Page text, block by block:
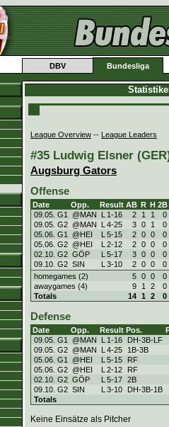
DBV Bundesliga
League Overview -- League Leaders
#35 Ludwig Elsner
Augsburg Gators
Offense
Date Opp. Result AB R H 2B
09.05. G1
@MAN L 1-16 2 1 1
0
09.05. G2 @MAN L 4-25 3 0 1
0
05.06. G1
@HEI L 5-15 2 0 0
0
05.06. G2 @HEI L 2-12 2 0 0
0
02.10. G2 GÖP L 5-17 3 0 0
0
09.10. G2 SIN L 3-10 2 0 0
0
homegames (2)
5 0 0
0
awaygames (4)
9 1 2
0
Totals
14 1 2 0
Defense
Date Opp. Result Pos.
09.05. G1
@MAN L 1-16
DH-3B-LF
09.05. G2 @MAN L 4-25
1B-3B
05.06. G1
@HEI L 5-15
RF
05.06. G2 @HEI L 2-12
RF
02.10. G2 GÖP L 5-17 2B
09.10. G2 SIN L 3-10
DH-3B-1B
Totals
Keine Einsätze als Pitcher